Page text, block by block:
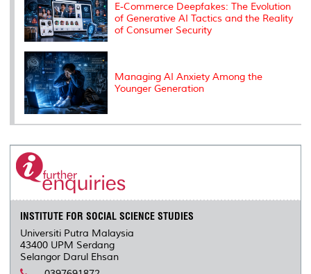
E-Commerce Deepfakes: The Evolution
of Generative AI Tactics and the Reality
of Consumer Security
Managing AI Anxiety Among the
Younger Generation
INSTITUTE FOR SOCIAL SCIENCE STUDIES
Universiti Putra Malaysia
43400 UPM Serdang
Selangor Darul Ehsan